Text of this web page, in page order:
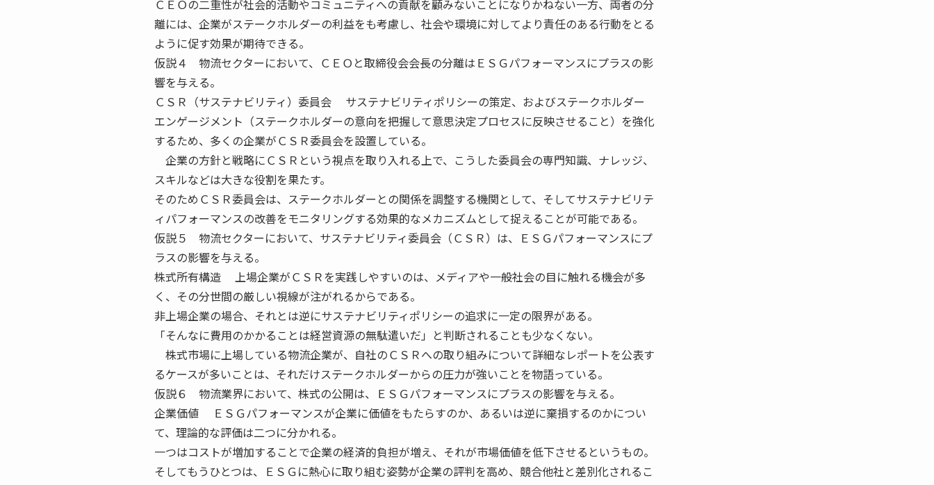
ＣＥＯの二重性が社会的活動やコミュニティへの貢献を顧みないことになりかねない一方、両者の分
離には、企業がステークホルダーの利益をも考慮し、社会や環境に対してより責任のある行動をとる
ように促す効果が期待できる。
仮説４ 物流セクターにおいて、ＣＥＯと取締役会会長の分離はＥＳＧパフォーマンスにプラスの影
響を与える。
ＣＳＲ（サステナビリティ）委員会 サステナビリティポリシーの策定、およびステークホルダー
エンゲージメント（ステークホルダーの意向を把握して意思決定プロセスに反映させること）を強化
するため、多くの企業がＣＳＲ委員会を設置している。
企業の方針と戦略にＣＳＲという視点を取り入れる上で、こうした委員会の専門知識、ナレッジ、
スキルなどは大きな役割を果たす。
そのためＣＳＲ委員会は、ステークホルダーとの関係を調整する機関として、そしてサステナビリテ
ィパフォーマンスの改善をモニタリングする効果的なメカニズムとして捉えることが可能である。
仮説５ 物流セクターにおいて、サステナビリティ委員会（ＣＳＲ）は、ＥＳＧパフォーマンスにプ
ラスの影響を与える。
株式所有構造 上場企業がＣＳＲを実践しやすいのは、メディアや一般社会の目に触れる機会が多
く、その分世間の厳しい視線が注がれるからである。
非上場企業の場合、それとは逆にサステナビリティポリシーの追求に一定の限界がある。
「そんなに費用のかかることは経営資源の無駄遣いだ」と判断されることも少なくない。
株式市場に上場している物流企業が、自社のＣＳＲへの取り組みについて詳細なレポートを公表す
るケースが多いことは、それだけステークホルダーからの圧力が強いことを物語っている。
仮説６ 物流業界において、株式の公開は、ＥＳＧパフォーマンスにプラスの影響を与える。
企業価値 ＥＳＧパフォーマンスが企業に価値をもたらすのか、あるいは逆に棄損するのかについ
て、理論的な評価は二つに分かれる。
一つはコストが増加することで企業の経済的負担が増え、それが市場価値を低下させるというもの。
そしてもうひとつは、ＥＳＧに熱心に取り組む姿勢が企業の評判を高め、競合他社と差別化されるこ